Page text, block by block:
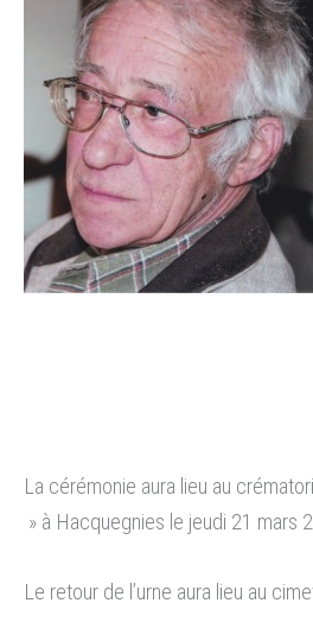
La cérémonie aura lieu au
» à Hacquegnies le jeudi 21 mars
Le retour de l’urne aura lieu au